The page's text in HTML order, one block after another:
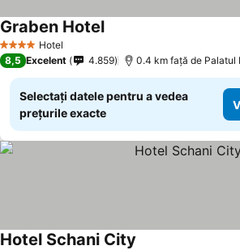
4 Stele Hotel
Graben HotelVedeți prețurile
8,5 Excelent 4.859 0.4 km faţă de Palatul
Selectați datele pentru a vedea
prețurile exacte
Hotel Schani City